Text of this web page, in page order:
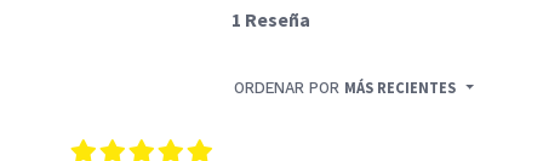
1 Reseña
ORDENAR POR MÁS RECIENTES